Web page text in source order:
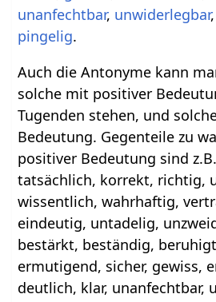
unanfechtbar, unwiderlegbar
pingelig.
Auch die Antonyme kann
solche mit positiver
Tugenden stehen, und
Bedeutung. Gegenteile zu
positiver Bedeutung sind
tatsächlich, korrekt, richtig,
wissentlich, wahrhaftig,
eindeutig, untadelig,
bestärkt, beständig,
ermutigend, sicher, gewiss,
deutlich, klar, unanfechtbar,